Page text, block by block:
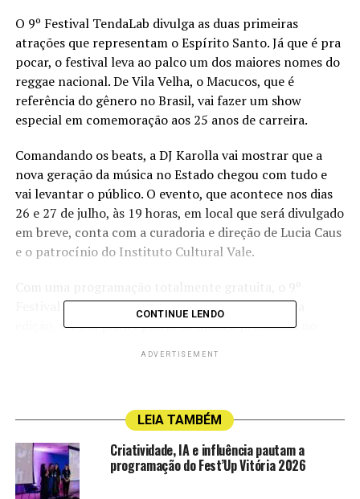
O 9º Festival TendaLab divulga as duas primeiras
atrações que representam o Espírito Santo. Já que é pra
pocar, o festival leva ao palco um dos maiores nomes do
reggae nacional. De Vila Velha, o Macucos, que é
referência do gênero no Brasil, vai fazer um show
especial em comemoração aos 25 anos de carreira.
Comandando os beats, a DJ Karolla vai mostrar que a
nova geração da música no Estado chegou com tudo e
vai levantar o público. O evento, que acontece nos dias
26 e 27 de julho, às 19 horas, em local que será divulgado
em breve, conta com a curadoria e direção de Lucia Caus
e o patrocínio do Instituto Cultural Vale.
Festival TendaLab tem a proposta de, a cada nova
edição, ser um painel plural da música produzida no
múltiplo tanto em gêneros musicais, quanto nas
gerações de artistas, além de promover um intercâmbio
de profissionais de outras regiões do país com quem
produz no Espírito Santo. O público que comparecer
CONTINUE LENDO
ADVERTISEMENT
LEIA TAMBÉM
Criatividade, IA e influência pautam a
programação do Fest’Up Vitória 2026